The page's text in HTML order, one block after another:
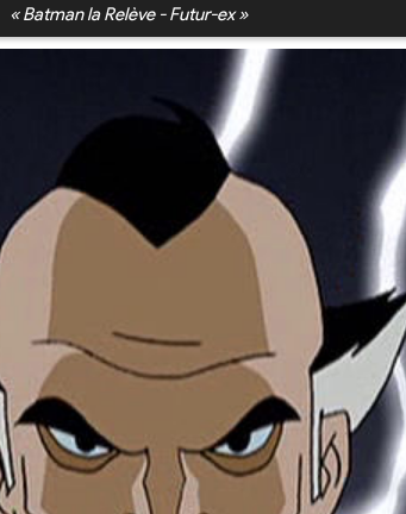
« Batman la Relève - Futur-ex »